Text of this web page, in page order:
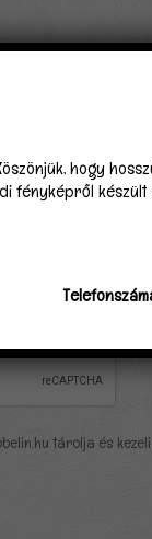
tárolja és
hogy
fényképről készült